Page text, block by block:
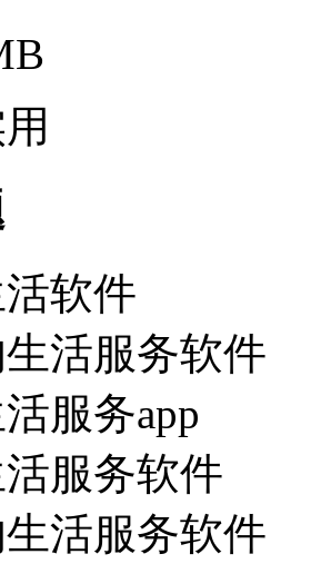
软件
活服务软件
服务app
活服务软件
活服务软件